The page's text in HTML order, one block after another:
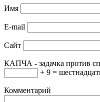
Имя
E-mail
Сайт
КАПЧА - задачка против
+ 9 =
Комментарий